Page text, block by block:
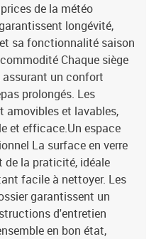
de la météo
longévité,
sa fonctionnalité saison
Chaque siège
assurant un confort
prolongés. Les
amovibles et lavables,
et efficace.Un espace
La surface en verre
la praticité, idéale
facile à nettoyer. Les
garantissent un
d'entretien
en bon état,